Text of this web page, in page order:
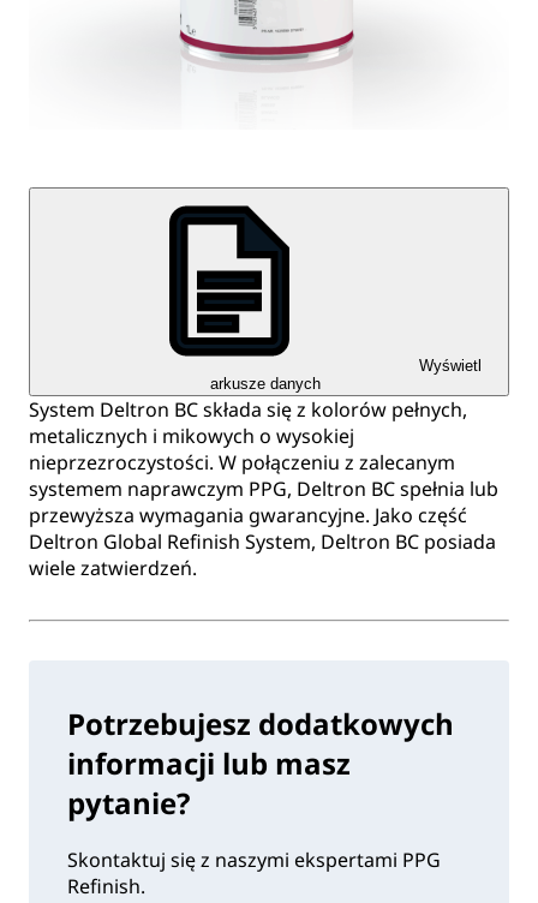
Wyświetl
arkusze danych
System Deltron BC składa się z kolorów pełnych,
metalicznych i mikowych o wysokiej
nieprzezroczystości. W połączeniu z zalecanym
systemem naprawczym PPG, Deltron BC spełnia lub
przewyższa wymagania gwarancyjne. Jako część
Deltron Global Refinish System, Deltron BC posiada
wiele zatwierdzeń.
Potrzebujesz dodatkowych
informacji lub masz
pytanie?
Skontaktuj się z naszymi ekspertami PPG
Refinish.